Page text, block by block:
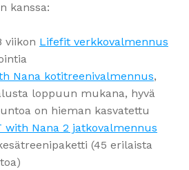
kanssa:
viikon Lifefit verkkovalmennus
Nana kotitreenivalmennus,
loppuun mukana, hyvä
on hieman kasvatettu
with Nana 2 jatkovalmennus
(45 erilaista